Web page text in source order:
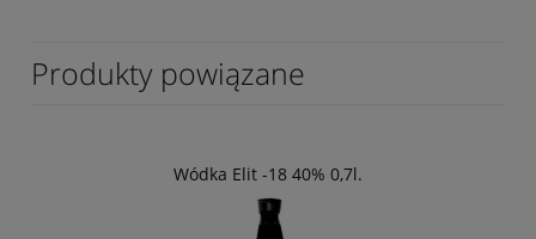
Produkty powiązane
Wódka Elit -18 40% 0,7l.